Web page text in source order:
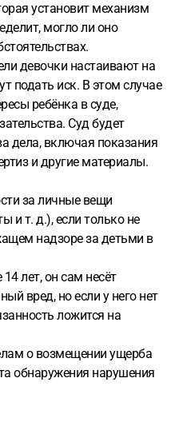
установит механизм
могло ли оно
девочки настаивают на
подать иск. В этом случае
ребёнка в суде,
Суд будет
дела, включая показания
и другие материалы.
за личные вещи
и т. д.), если только не
надзоре за детьми в
лет, он сам несёт
вред, но если у него нет
ложится на
о возмещении ущерба
обнаружения нарушения